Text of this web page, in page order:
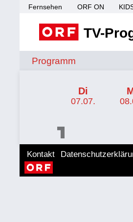
Fernsehen ORF ON
TV-
Programm
Di
07.07.
ORF 2
Kontakt